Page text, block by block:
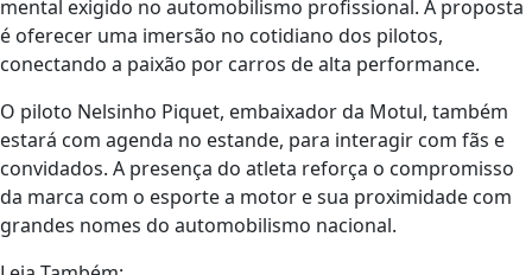
mental exigido no automobilismo profissional. A proposta
é oferecer uma imersão no cotidiano dos pilotos,
conectando a paixão por carros de alta performance.
O piloto Nelsinho Piquet, embaixador da Motul, também
estará com agenda no estande, para interagir com fãs e
convidados. A presença do atleta reforça o compromisso
da marca com o esporte a motor e sua proximidade com
grandes nomes do automobilismo nacional.